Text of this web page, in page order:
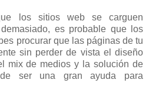
los sitios web se carguen
es probable que los
procurar que las páginas de tu
sin perder de vista el diseño
mix de medios y la solución de
ser una gran ayuda para